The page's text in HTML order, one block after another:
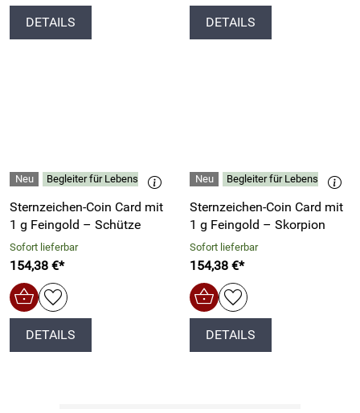
DETAILS DETAILS
Begleiter für Lebensphasen, Horoskop-Interessierte
Sternzeichen-Coin Card mit
1 g Feingold – Schütze
Sofort lieferbar
154,38 €*
DETAILS
Begleiter für Lebensphasen,
Sternzeichen-Coin Card mit
1 g Feingold – Skorpion
Sofort lieferbar
154,38 €*
DETAILS